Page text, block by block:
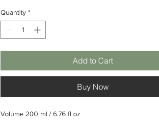
Quantity *
Add to Cart
Buy Now
Volume 200 ml / 6.76 fl oz